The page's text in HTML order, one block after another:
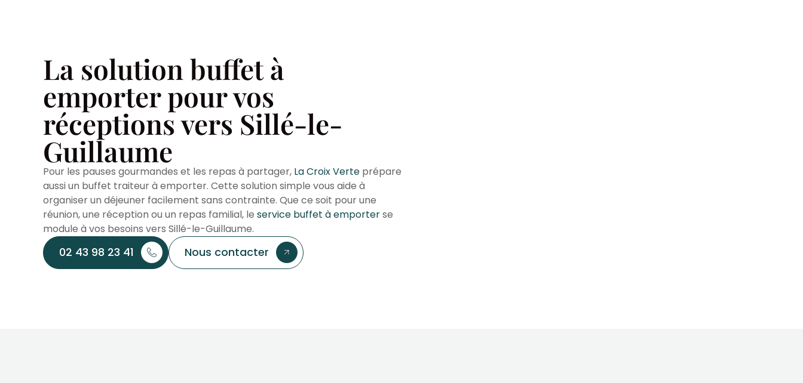
La solution buffet à
emporter pour vos
réceptions vers Sillé-le-
Guillaume
Pour les pauses gourmandes et les repas à partager, La Croix Verte prépare
aussi un buffet traiteur à emporter. Cette solution simple vous aide à
organiser un déjeuner facilement sans contrainte. Que ce soit pour une
réunion, une réception ou un repas familial, le service buffet à emporterse
module à vos besoins vers Sillé-le-Guillaume.
02 43 98 23 41 Nous contacter